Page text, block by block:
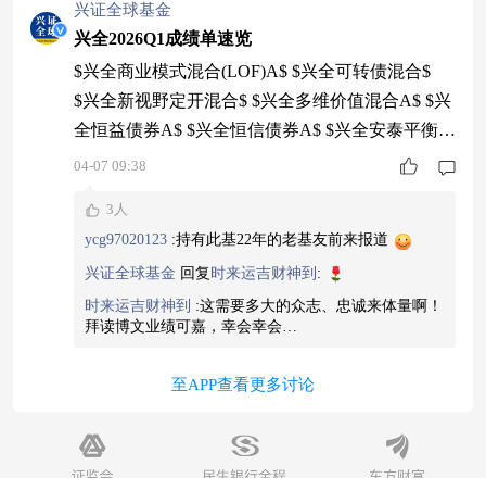
兴证全球基金
兴全2026Q1成绩单速览
$兴全商业模式混合(LOF)A$ $兴全可转债混合$
$兴全新视野定开混合$ $兴全多维价值混合A$ $兴
全恒益债券A$ $兴全恒信债券A$ $兴全安泰平衡养
老三年持有(FOF)A$ $兴全安悦稳健养老一年持有
勤勉尽责的原则管理和运用基金财产，但不保证基
金一定盈利，也不保证最低收益，投资者投资于本
公司基金时应认真阅读相关基金合同、招募说明书
等文件
04-07 09:38
3人
ycg97020123 :持有此基22年的老基友前来报道
兴证全球基金 回复 时来运吉财神到 :
时来运吉财神到 :这需要多大的众志、忠诚来体量啊！
拜读博文业绩可嘉，幸会幸会…
至APP查看更多讨论